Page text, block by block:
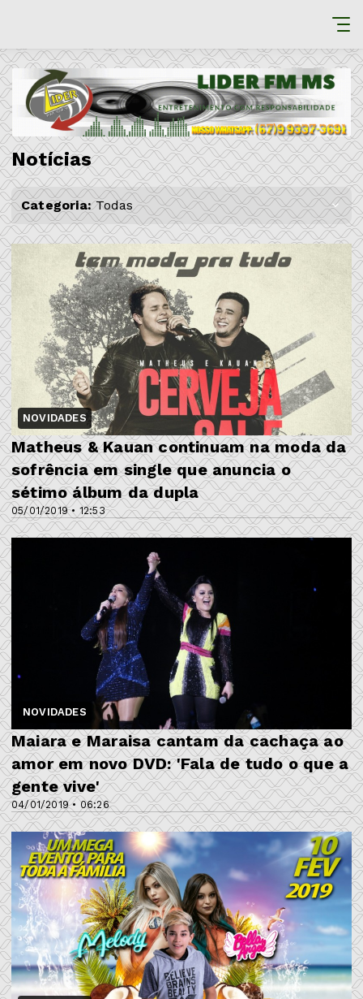
Notícias
Categoria: Todas
NOVIDADES
05/01/2019 • 12:53
Matheus & Kauan continuam na moda da
sofrência em single que anuncia o
sétimo álbum da dupla
NOVIDADES
04/01/2019 • 06:26
Maiara e Maraisa cantam da cachaça ao
amor em novo DVD: 'Fala de tudo o que a
gente vive'